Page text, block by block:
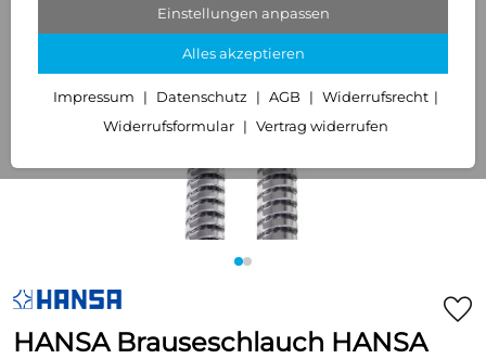
Einstellungen anpassen
Alles akzeptieren
Impressum Datenschutz AGB
Widerrufsrecht
Widerrufsformular
Vertrag widerrufen
HANSA Brauseschlauch HANSA